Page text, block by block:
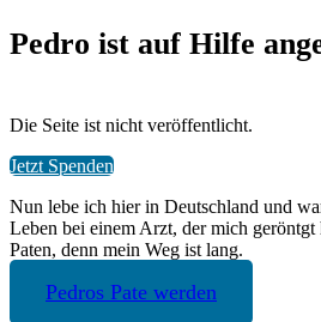
Pedro ist auf Hilfe
Die Seite ist nicht veröffentlicht.
Jetzt Spenden
Nun lebe ich hier in Deutschland und
Leben bei einem Arzt, der mich geröntgt
Paten, denn mein Weg ist lang.
Pedros Pate werden